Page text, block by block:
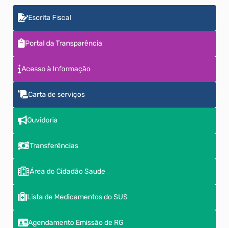
Escrita Fiscal
Portal da Transparência
Acesso à Informação
Carta de serviços
Ouvidoria
Transferências
Área do Cidadão Saude
Lista de Medicamentos do SUS
Agendamento Emissão de RG